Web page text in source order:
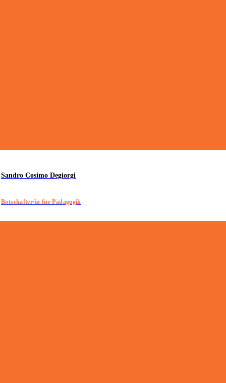
Sandro Cosimo Degiorgi
Botschafter/in für Pädagogik